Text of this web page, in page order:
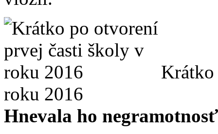
roku 2016
Hnevala ho negramotnosť